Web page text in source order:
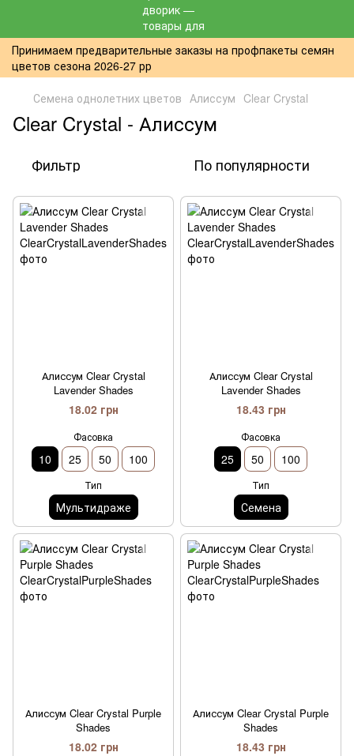
Принимаем предварительные заказы на профпакеты семян
цветов сезона 2026-27 рр
Семена однолетних цветов Алиссум Clear Crystal
Clear Crystal - Алиссум
Фильтр По популярности
Алиссум Clear Crystal
Lavender Shades
18.02 грн
Фасовка
10 25 50 100
Тип
Мультидраже
Алиссум Clear Crystal
Lavender Shades
18.43 грн
Фасовка
25 50 100
Тип
Семена
Алиссум Clear Crystal Purple
Shades
18.02 грн
Алиссум Clear Crystal Purple
Shades
18.43 грн